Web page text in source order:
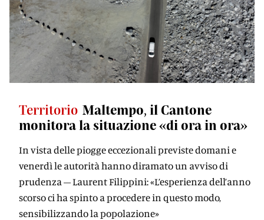
Territorio Maltempo, il Cantone
monitora la situazione «di ora in ora»
In vista delle piogge eccezionali previste domani e
venerdì le autorità hanno diramato un avviso di
prudenza – Laurent Filippini: «L’esperienza dell’anno
scorso ci ha spinto a procedere in questo modo,
sensibilizzando la popolazione»